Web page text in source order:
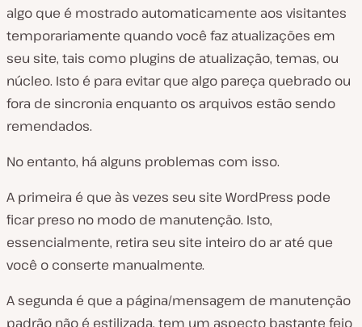
algo que é mostrado automaticamente aos visitantes
temporariamente quando você faz atualizações em
seu site, tais como plugins de atualização, temas, ou
núcleo. Isto é para evitar que algo pareça quebrado ou
fora de sincronia enquanto os arquivos estão sendo
remendados.
No entanto, há alguns problemas com isso.
A primeira é que às vezes seu site WordPress pode
ficar preso no modo de manutenção. Isto,
essencialmente, retira seu site inteiro do ar até que
você o conserte manualmente.
A segunda é que a página/mensagem de manutenção
padrão não é estilizada, tem um aspecto bastante feio